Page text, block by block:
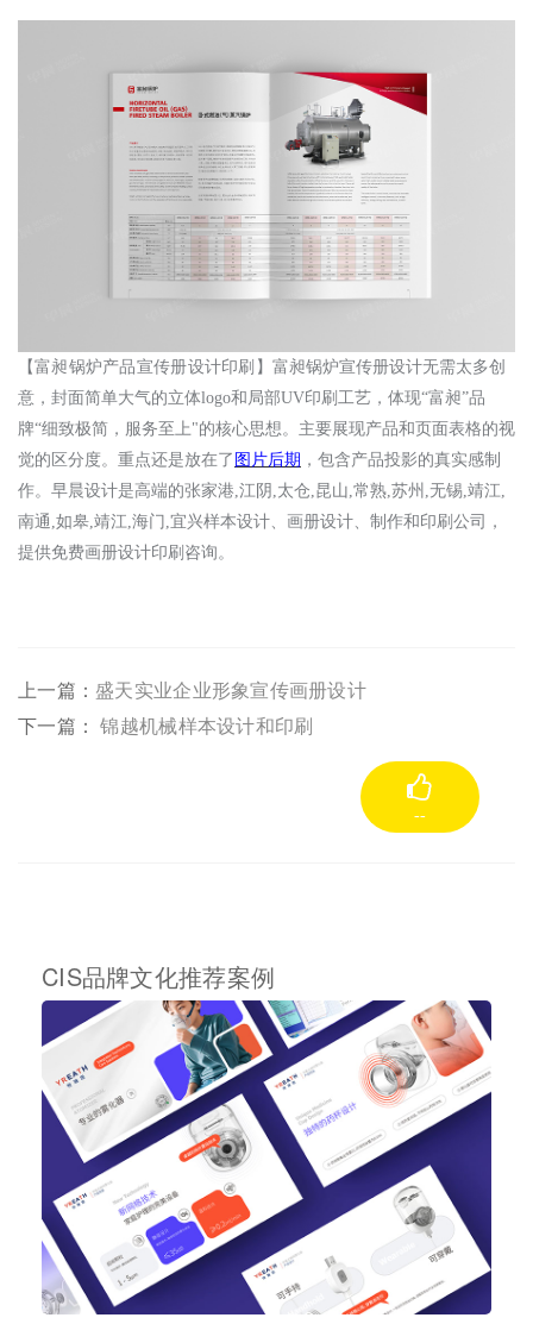
【富昶锅炉产品宣传册设计印刷 】 富昶锅炉宣传册设计无需太多创
意，封面简单大气的立体logo和局部UV印刷工艺，体现“富昶”品
牌“细致极简，服务至上"的核心思想。主要展现产品和页面表格的视
觉的区分度。重点还是放在了 图片后期 ，包含产品投影的真实感制
作。 早晨设计是高端的张家港 ,江阴,太仓,昆山,常熟,苏州,无锡,靖江,
南通,如皋,靖江,海门,宜兴样本设计、画册设计、制作和印刷公司，
提供免费画册设计印刷咨询。
上一篇： 盛天实业企业形象宣传画册设计
下一篇：锦越机械样本设计和印刷
--
CIS品牌文化推荐案例